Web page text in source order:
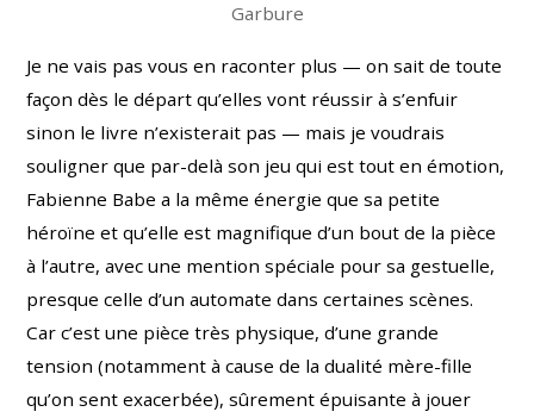
Garbure
Je ne vais pas vous en raconter plus — on sait de toute
façon dès le départ qu’elles vont réussir à s’enfuir
sinon le livre n’existerait pas — mais je voudrais
souligner que par-delà son jeu qui est tout en émotion,
Fabienne Babe a la même énergie que sa petite
héroïne et qu’elle est magnifique d’un bout de la pièce
à l’autre, avec une mention spéciale pour sa gestuelle,
presque celle d’un automate dans certaines scènes.
Car c’est une pièce très physique, d’une grande
tension (notamment à cause de la dualité mère-fille
qu’on sent exacerbée), sûrement épuisante à jouer